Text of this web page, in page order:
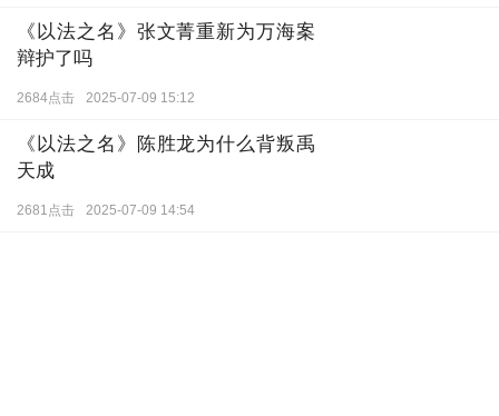
《以法之名》张文菁重新为万海案
辩护了吗
2684点击 2025-07-09 15:12
《以法之名》陈胜龙为什么背叛禹
天成
2681点击 2025-07-09 14:54